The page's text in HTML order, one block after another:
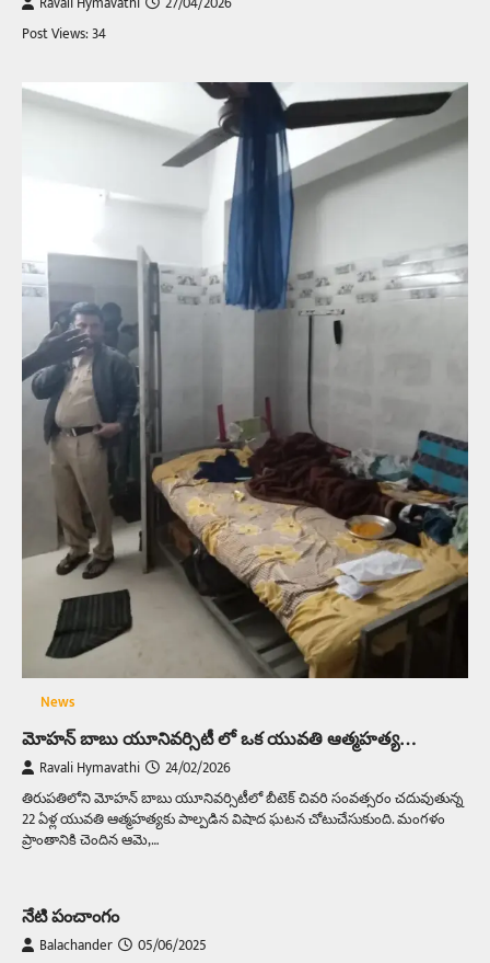
Post Views: 34
News
మోహన్ బాబు యూనివర్సిటీ లో ఒక యువతి ఆత్మహత్య…
Ravali Hymavathi 24/02/2026
తిరుపతిలోని మోహన్ బాబు యూనివర్సిటీలో బీటెక్ చివరి సంవత్సరం చదువుతున్న
22 ఏళ్ల యువతి ఆత్మహత్యకు పాల్పడిన విషాద ఘటన చోటుచేసుకుంది. మంగళం
ప్రాంతానికి చెందిన ఆమె,…
నేటి పంచాంగం
Balachander 05/06/2025